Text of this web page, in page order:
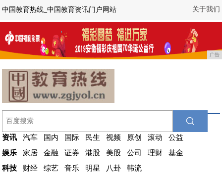
关于我们
中国教育热线_中国教育资讯门户网站
广告
资讯 汽车 国内 国际 民生 视频 原创 滚动
公益
娱乐
家居 金融 证券 港股 美股 公司 理财
基金
科技
财经 综艺 音乐 明星 八卦
韩流